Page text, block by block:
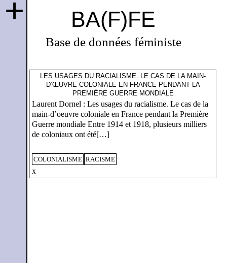
BA(F)FE
Base de données féministe
+
LES USAGES DU RACIALISME. LE CAS DE LA MAIN-
D’ŒUVRE COLONIALE EN FRANCE PENDANT LA
PREMIÈRE GUERRE MONDIALE
Laurent Dornel : Les usages du racialisme. Le cas de la
main-d’oeuvre coloniale en France pendant la Première
Guerre mondiale Entre 1914 et 1918, plusieurs milliers
de coloniaux ont été[…]
COLONIALISME RACISME
x